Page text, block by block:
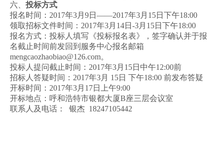
六、 投标方式
报名时间：2017年3月9日——2017年3月15日下午18:00
领取招标文件时间：2017年3月14日-3月15日下午18:00
报名方式：投标人填写《投标报名表》，签字确认并于报
名截止时间前发回到服务中心报名邮箱
mengcaozhaobiao@126.com。
投标人提问截止时间：2017年3月15日中午12:00前
招标人答疑时间：2017年3月 15日 下午18:00 前发布答疑
开标时间：2017年3月17日上午9:00
开标地点：呼和浩特市银都大厦B座三层会议室
联系人及电话： 银杰 18247105442